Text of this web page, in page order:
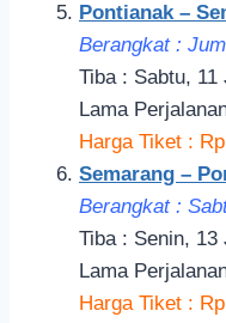
Pontianak –
Berangkat :
Tiba : Sabtu, 11
Lama
Harga Tiket :
Semarang –
Berangkat :
Tiba : Senin, 13
Lama
Harga Tiket :